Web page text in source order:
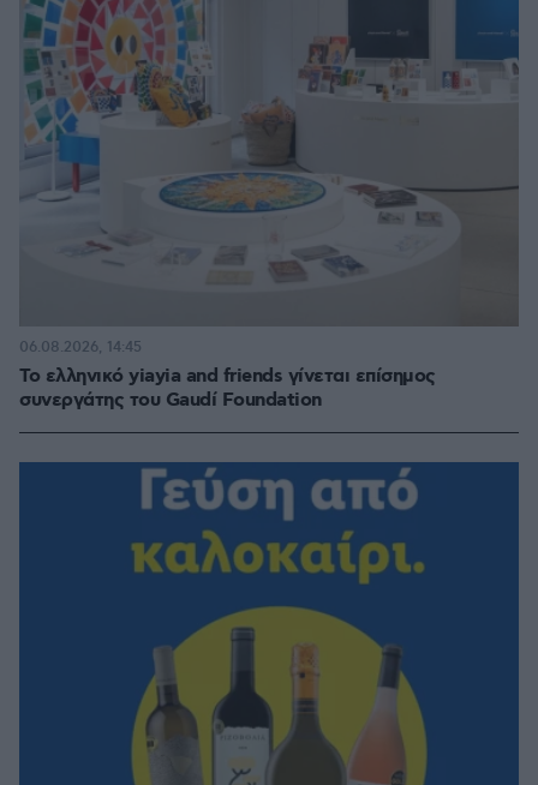
Το ελληνικό yiayia and friends γίνεται επίσημος
συνεργάτης του Gaudí Foundation
06.08.2026, 14:45